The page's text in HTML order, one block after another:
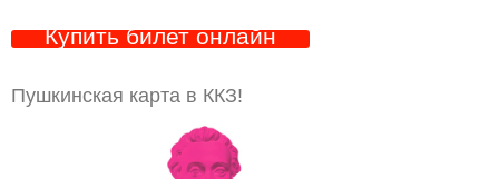
Купить билет онлайн
Пушкинская карта в ККЗ!